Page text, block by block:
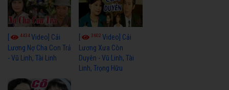
[ 4434Video] Cải
Lương Nợ Cha Con Trả
- Vũ Linh, Tài Linh
[ 3602Video] Cải
Lương Xưa Còn
Duyên - Vũ Linh, Tài
Linh, Trọng Hữu